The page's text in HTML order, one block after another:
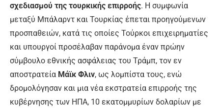
σχεδιασμού της τουρκικής επιρροής. Η συμφωνία
μεταξύ Μπάλαρντ και Τουρκίας έπεται προηγούμενων
προσπαθειών, κατά τις οποίες Τούρκοι επιχειρηματίες
και υπουργοί προσέλαβαν παράνομα έναν πρώην
σύμβουλο εθνικής ασφάλειας του Τράμπ, τον εν
αποστρατεία Μάϊκ Φλιν, ως λομπίστα τους, ενώ
δρομολόγησαν και μια νέα εκστρατεία επιρροής της
κυβέρνησης των ΗΠΑ, 10 εκατομμυρίων δολαρίων με